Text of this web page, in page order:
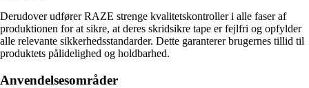
Derudover udfører RAZE strenge kvalitetskontroller i alle faser af
produktionen for at sikre, at deres skridsikre tape er fejlfri og opfylder
alle relevante sikkerhedsstandarder. Dette garanterer brugernes tillid til
produktets pålidelighed og holdbarhed.
Anvendelsesområder